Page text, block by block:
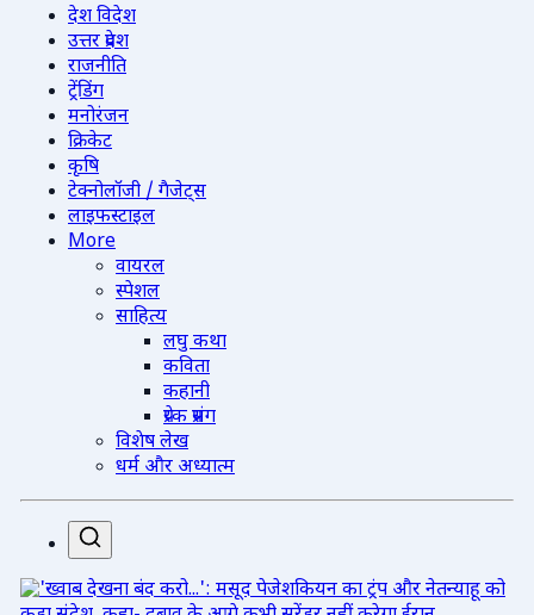
देश विदेश
उत्तर प्रदेश
राजनीति
ट्रेंडिंग
मनोरंजन
क्रिकेट
कृषि
टेक्नोलॉजी / गैजेट्स
लाइफस्टाइल
More
वायरल
स्पेशल
साहित्य
लघु कथा
कविता
कहानी
प्रेरक प्रसंग
विशेष लेख
धर्म और अध्यात्म